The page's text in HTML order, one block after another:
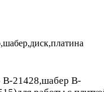
B-21428,шабер B-